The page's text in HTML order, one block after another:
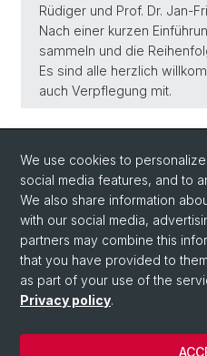
Rüdiger und Prof. Dr. Jan-
Nach einer kurzen
sammeln und die
Es sind alle herzlich
auch Verpflegung mit.
© University of Basel
Faculty of Humanities and
We use cookies to
social media features, and to
We also share information
with our social media,
partners may combine this
that you have provided to
as part of your use of the
Privacy policy.